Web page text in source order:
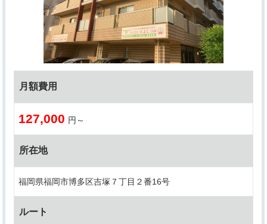
月額費用
127,000 円～
所在地
福岡県福岡市博多区吉塚７丁目２番16号
ルート